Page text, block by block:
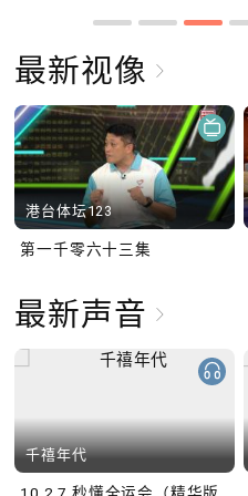
最新视像
港台体坛123
第一千零六十三集
最新声音
千禧年代